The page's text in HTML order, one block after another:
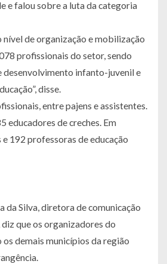
e falou sobre a luta da categoria
nível de organização e mobilização
profissionais do setor, sendo
desenvolvimento infanto-juvenil e
disse.
entre pajens e assistentes.
educadores de creches. Em
192 professoras de educação
da Silva, diretora de comunicação
que os organizadores do
demais municípios da região